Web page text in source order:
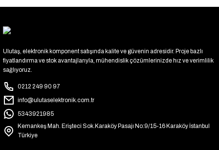
Ulutaş, elektronik komponent satışında kalite ve güvenin adresidir. Proje bazlı
fiyatlandırma ve stok avantajlarıyla, mühendislik çözümlerinizde hız ve verimlilik
sağlıyoruz.
0212 249 90 97
info@ulutaselektronik.com.tr
5343921985
Kemankeş Mah. Erişteci Sok.Karaköy Pasajı No:9/15-16 Karaköy İstanbul
Türkiye